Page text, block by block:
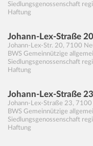
Siedlungsgenossenschaft
Haftung
Johann-Lex-Straße
Johann-Lex-Str. 20, 7100
BWS Gemeinnützige
Siedlungsgenossenschaft
Haftung
Johann-Lex-Straße
Johann-Lex-Straße 23, 7100
BWS Gemeinnützige
Siedlungsgenossenschaft
Haftung